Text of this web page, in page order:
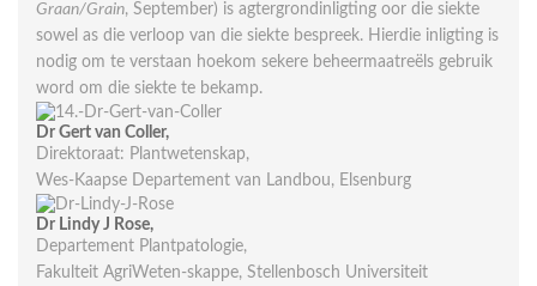
Graan/Grain, September) is agtergrond­inligting oor die siekte
sowel as die verloop van die siekte bespreek. Hierdie inligting is
nodig om te verstaan hoekom sekere beheermaatreëls gebruik
word om die siekte te bekamp.
Dr Gert van Coller,
Direktoraat: Plantwetenskap,
Wes-Kaapse Departement van Landbou, Elsenburg
Dr Lindy J Rose,
Departement Plantpatologie,
Fakulteit AgriWeten-skappe, Stellenbosch Universiteit